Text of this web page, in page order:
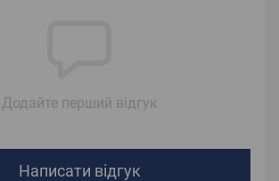
Додайте перший відгук
Написати відгук